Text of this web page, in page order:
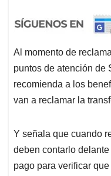
Al momento de
puntos de atención de
recomienda a los
van a reclamar la
Y señala que cuando
deben contarlo
pago para verificar